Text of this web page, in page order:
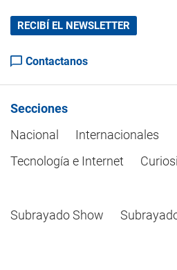
RECIBÍ EL NEWSLETTER
Contactanos
Secciones
Nacional
Internacionales
Tecnología e Internet
Subrayado Show